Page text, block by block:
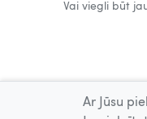
Vai viegli būt
Ar Jūsu